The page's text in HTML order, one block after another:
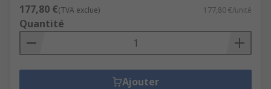
177,80 €(TVA exclue) 177,80 €/unité
Quantité
Ajouter